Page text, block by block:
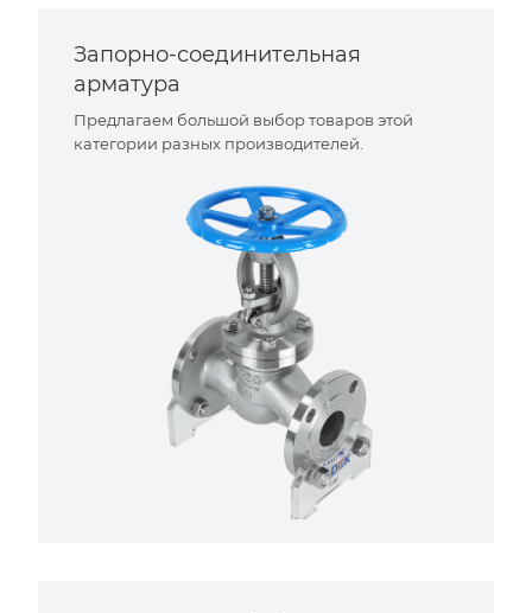
Запорно-соединительная
арматура
Предлагаем большой выбор товаров этой
категории разных производителей.